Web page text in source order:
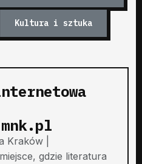
Kultura i sztuka
Kraków |
gdzie literatura